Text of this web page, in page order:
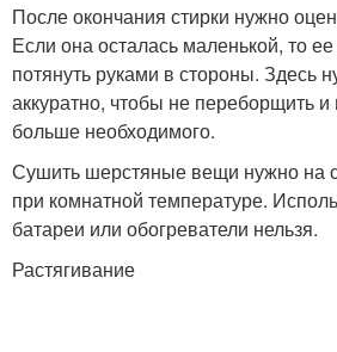
После окончания стирки нужно
Если она осталась маленькой, то
потянуть руками в стороны. Здесь
аккуратно, чтобы не переборщить
больше необходимого.
Сушить шерстяные вещи нужно на
при комнатной температуре.
батареи или обогреватели нельзя.
Растягивание